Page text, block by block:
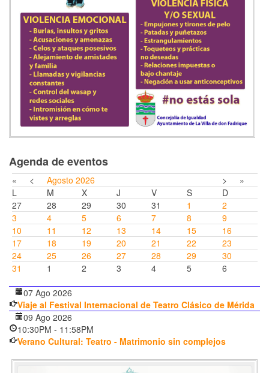
Agenda de eventos
« < Agosto 2026 >
»
L
M X J V S
D
27
28 29 30 31 1
2
3
4 5 6 7 8
9
10
11 12 13 14 15
16
17
18 19 20 21 22
23
24
25 26 27 28 29
30
31
1 2 3 4 5 6
07 Ago 2026
Viaje al Festival Internacional de Teatro Clásico de Mérida
09 Ago 2026
10:30PM - 11:58PM
Verano Cultural: Teatro - Matrimonio sin complejos